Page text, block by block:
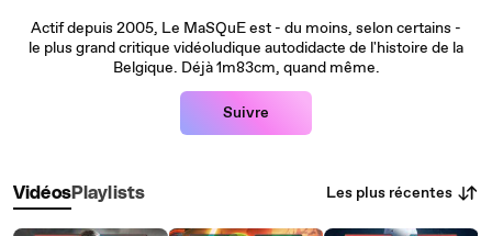
Actif depuis 2005, Le MaSQuE est - du moins, selon certains -
le plus grand critique vidéoludique autodidacte de l'histoire de la
Belgique. Déjà 1m83cm, quand même.
Suivre
VidéosPlaylists Les plus récentes